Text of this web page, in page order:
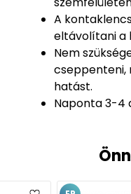
A
eltávolítani a
Nem
cseppenteni,
hatást.
Naponta 3-4